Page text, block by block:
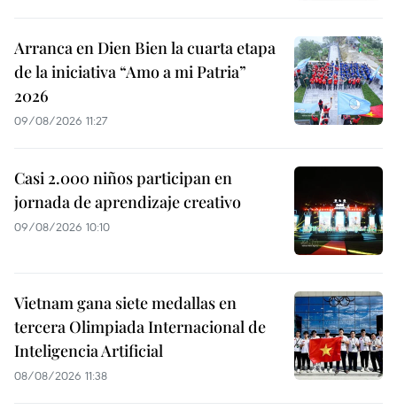
Arranca en Dien Bien la cuarta etapa
de la iniciativa “Amo a mi Patria”
2026
09/08/2026 11:27
Casi 2.000 niños participan en
jornada de aprendizaje creativo
09/08/2026 10:10
Vietnam gana siete medallas en
tercera Olimpiada Internacional de
Inteligencia Artificial
08/08/2026 11:38